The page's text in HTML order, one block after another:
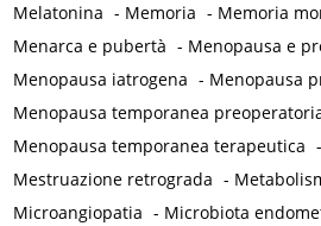
Melatonina - Memoria - Memoria
Menarca e pubertà - Menopausa e
Menopausa iatrogena - Menopausa
Menopausa temporanea
Menopausa temporanea terapeutica -
Mestruazione retrograda -
Microangiopatia - Microbiota